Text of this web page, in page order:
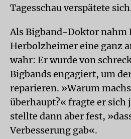
Tagesschau verspätete
Als Bigband-Doktor nahm
Herbolzheimer eine ganz
wahr: Er wurde von
Bigbands engagiert, um
reparieren. »Warum
überhaupt?« fragte er sich
stellte dann aber fest,
Verbesserung gab«.